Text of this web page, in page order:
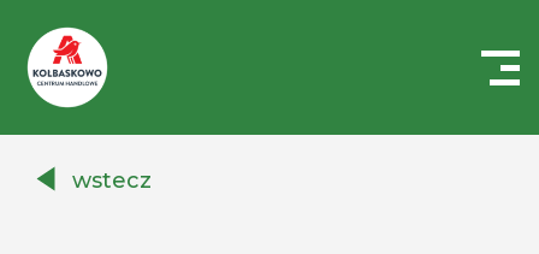
Auchanwstecz